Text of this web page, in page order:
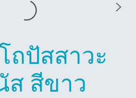
ถปัสสาวะ
ส สีขาว